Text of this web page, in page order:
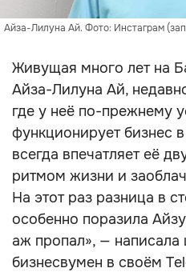
Айза-Лилуна Ай. Фото: Инстаграм
Живущая много лет на
Айза-Лилуна Ай,
где у неё по-прежнему
функционирует бизнес
всегда впечатляет её
ритмом жизни и
На этот раз разница в
особенно поразила
аж пропал», — написала
бизнесвумен в своём